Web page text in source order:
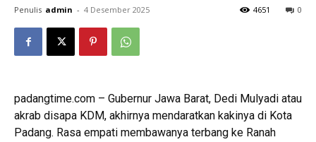
Penulis admin - 4 Desember 2025 0
4651
padangtime.com – Gubernur Jawa Barat, Dedi Mulyadi atau
akrab disapa KDM, akhirnya mendaratkan kakinya di Kota
Padang. Rasa empati membawanya terbang ke Ranah